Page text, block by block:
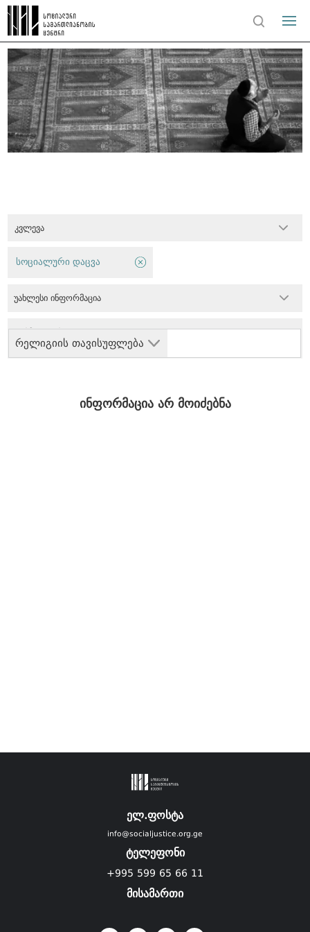
კვლევა
რელიგიის თავისუფლება
სოციალური დაცვა
უახლესი ინფორმაცია
ინფორმაცია არ მოიძებნა
ელ.ფოსტა
info@socialjustice.org.ge
ტელეფონი
+995 599 65 66 11
მისამართი